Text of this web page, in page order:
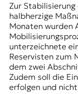
Zur
halbherzige
Monaten wurden
unterzeichnete
Reservisten zum
dem zwei
Zudem soll die
erfolgen und